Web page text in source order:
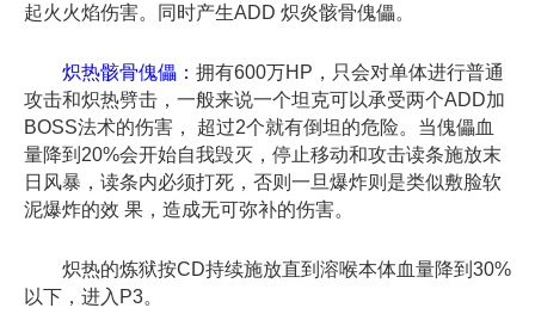
起火火焰伤害。同时产生ADD 炽炎骸骨傀儡。
炽热骸骨傀儡： 拥有600万HP，只会对单体进行普通
攻击和炽热劈击，一般来说一个坦克可以承受两个ADD加
BOSS法术的伤害， 超过2个就有倒坦的危险。当傀儡血
量降到20%会开始自我毁灭，停止移动和攻击读条施放末
日风暴，读条内必须打死，否则一旦爆炸则是类似敷脸软
泥爆炸的效 果，造成无可弥补的伤害。
炽热的炼狱按CD持续施放直到溶喉本体血量降到30%
以下，进入P3。